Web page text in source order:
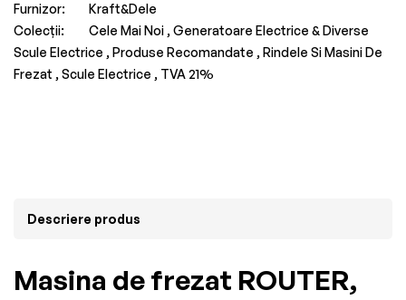
Furnizor:
Kraft&Dele
Colecții:
Cele Mai Noi , Generatoare Electrice & Diverse
Scule Electrice , Produse Recomandate , Rindele Si Masini De
Frezat , Scule Electrice , TVA 21%
Descriere produs
Masina de frezat ROUTER,